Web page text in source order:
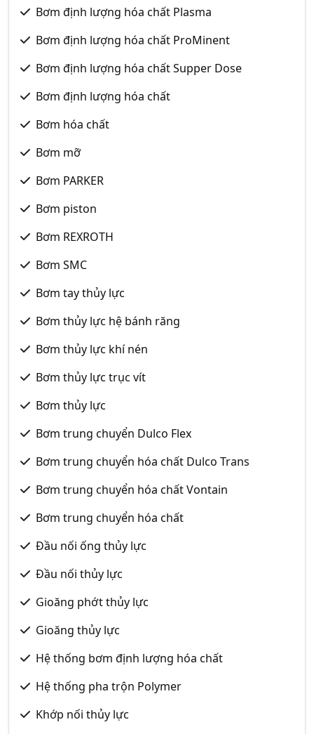
Bơm định lượng hóa chất Plasma
Bơm định lượng hóa chất ProMinent
Bơm định lượng hóa chất Supper Dose
Bơm định lượng hóa chất
Bơm hóa chất
Bơm mỡ
Bơm PARKER
Bơm piston
Bơm REXROTH
Bơm SMC
Bơm tay thủy lực
Bơm thủy lực hệ bánh răng
Bơm thủy lực khí nén
Bơm thủy lực trục vít
Bơm thủy lực
Bơm trung chuyển Dulco Flex
Bơm trung chuyển hóa chất Dulco Trans
Bơm trung chuyển hóa chất Vontain
Bơm trung chuyển hóa chất
Đầu nối ống thủy lực
Đầu nối thủy lực
Gioăng phớt thủy lực
Gioăng thủy lực
Hệ thống bơm định lượng hóa chất
Hệ thống pha trộn Polymer
Khớp nối thủy lực